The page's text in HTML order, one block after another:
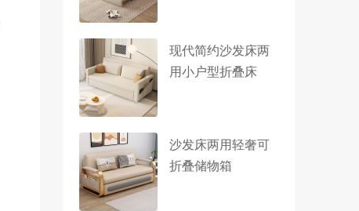
现代简约沙发床两
用小户型折叠床
沙发床两用轻奢可
折叠储物箱